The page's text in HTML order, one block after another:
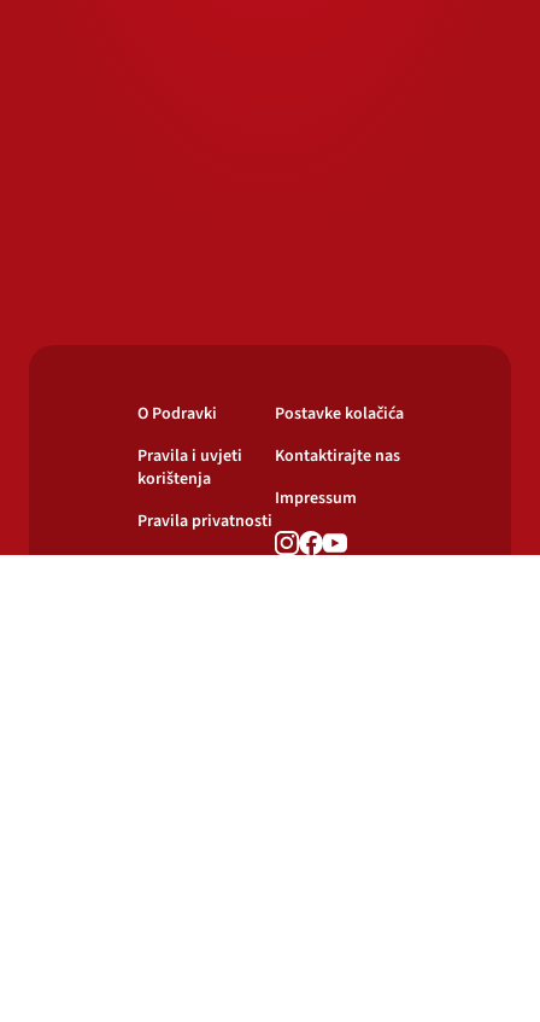
O Podravki
Pravila i uvjeti
korištenja
Pravila privatnosti
Postavke kolačića
Kontaktirajte nas
Impressum